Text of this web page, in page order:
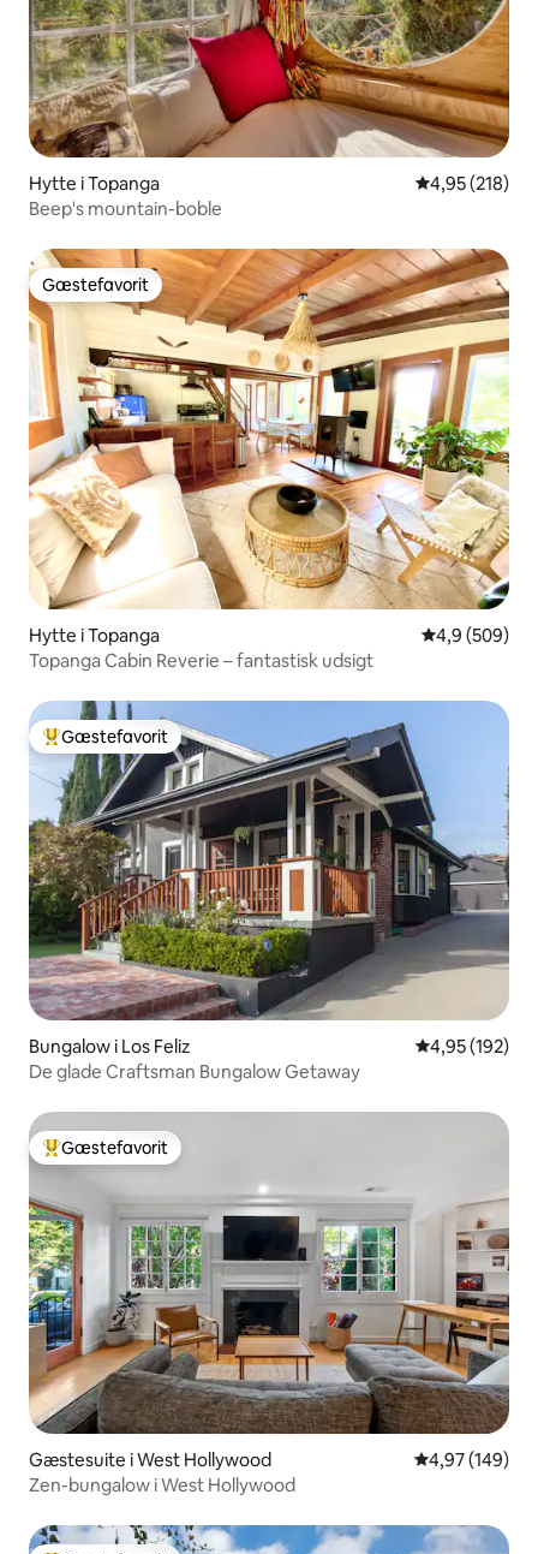
Hytte i Topanga 4,95 ud af 5 i
4,95 (218)
Beep's mountain-boble
Gæstefavorit
Gæstefavorit
Hytte i Topanga 4,9 ud af 5 i
4,9 (509)
Topanga Cabin Reverie – fantastisk udsigt
Bedste gæstefavorit
Gæstefavorit
Bungalow i Los Feliz 4,95 ud af 5 i
4,95 (192)
De glade Craftsman Bungalow Getaway
Bedste gæstefavorit
Gæstefavorit
Gæstesuite i West Hollywood 4,97 ud af 5 i
4,97 (149)
Zen-bungalow i West Hollywood